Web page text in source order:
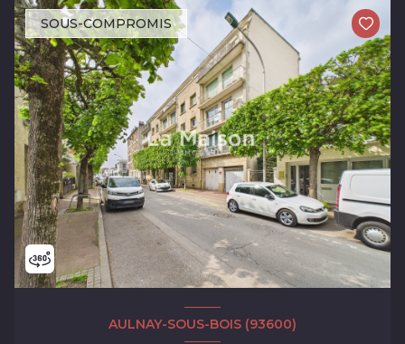
SOUS-COMPROMIS
AULNAY-SOUS-BOIS (93600)